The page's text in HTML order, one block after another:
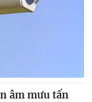
âm mưu tấn